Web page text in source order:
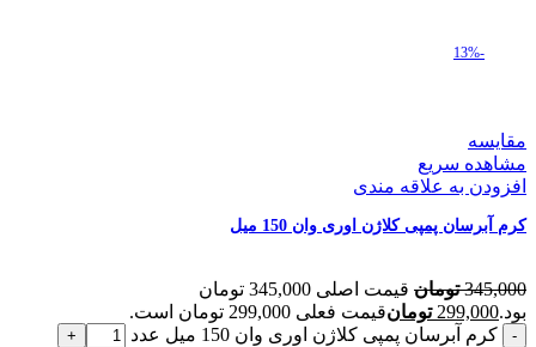
-13%
مقایسه
مشاهده سریع
افزودن به علاقه مندی
کرم آبرسان پمپی کلاژن اوری وان 150 میل
345,000 تومان
قیمت اصلی 345,000 تومان
بود.299,000 تومانقیمت فعلی 299,000 تومان است.
کرم آبرسان پمپی کلاژن اوری وان 150 میل عدد